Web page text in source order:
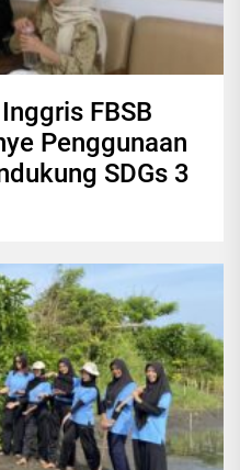
FBSB
Penggunaan
SDGs 3